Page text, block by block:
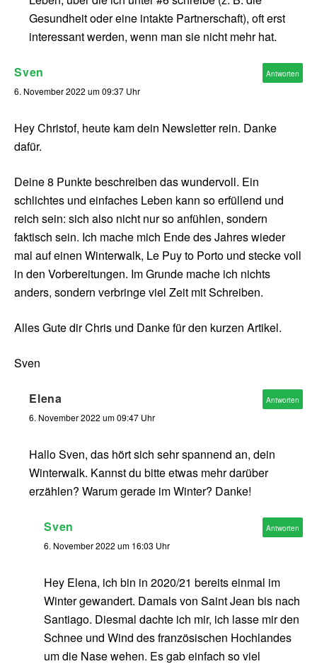
Gesundheit oder eine intakte Partnerschaft), oft erst
interessant werden, wenn man sie nicht mehr hat.
Sven
6. November 2022 um 09:37 Uhr
Hey Christof, heute kam dein Newsletter rein. Danke
dafür.
Deine 8 Punkte beschreiben das wundervoll. Ein
schlichtes und einfaches Leben kann so erfüllend und
reich sein: sich also nicht nur so anfühlen, sondern
faktisch sein. Ich mache mich Ende des Jahres wieder
mal auf einen Winterwalk, Le Puy to Porto und stecke voll
in den Vorbereitungen. Im Grunde mache ich nichts
anders, sondern verbringe viel Zeit mit Schreiben.
Alles Gute dir Chris und Danke für den kurzen Artikel.
Sven
Antworten
Elena
6. November 2022 um 09:47 Uhr
Hallo Sven, das hört sich sehr spannend an, dein
Winterwalk. Kannst du bitte etwas mehr darüber
erzählen? Warum gerade im Winter? Danke!
Antworten
Sven
6. November 2022 um 16:03 Uhr
Hey Elena, ich bin in 2020/21 bereits einmal im
Winter gewandert. Damals von Saint Jean bis nach
Santiago. Diesmal dachte ich mir, ich lasse mir den
Schnee und Wind des französischen Hochlandes
um die Nase wehen. Es gab einfach so viel
Antworten